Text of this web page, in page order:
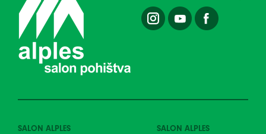
SALON ALPLES SALON ALPLES